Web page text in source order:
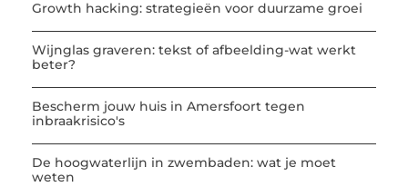
Growth hacking: strategieën voor duurzame groei
Wijnglas graveren: tekst of afbeelding-wat werkt
beter?
Bescherm jouw huis in Amersfoort tegen
inbraakrisico's
De hoogwaterlijn in zwembaden: wat je moet
weten